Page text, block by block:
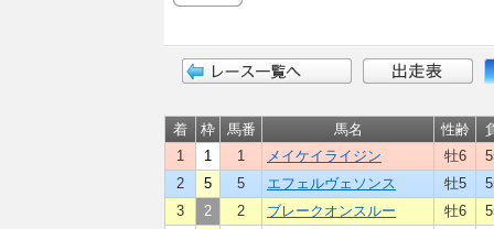
着 枠 馬番 馬名 性齢
1
1 1 メイケイライジン 牡6
2
5 5 エフェルヴェソンス 牡5
3
2 2 ブレークオンスルー 牡6